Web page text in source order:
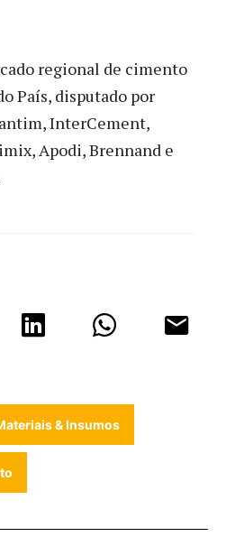
regional de cimento
País, disputado por
InterCement,
Apodi, Brennand e
& Insumos